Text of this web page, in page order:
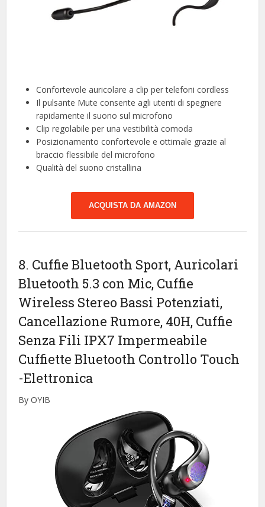
Confortevole auricolare a clip per telefoni cordless
Il pulsante Mute consente agli utenti di spegnere
rapidamente il suono sul microfono
Clip regolabile per una vestibilità comoda
Posizionamento confortevole e ottimale grazie al
braccio flessibile del microfono
Qualità del suono cristallina
ACQUISTA DA AMAZON
8. Cuffie Bluetooth Sport, Auricolari
Bluetooth 5.3 con Mic, Cuffie
Wireless Stereo Bassi Potenziati,
Cancellazione Rumore, 40H, Cuffie
Senza Fili IPX7 Impermeabile
Cuffiette Bluetooth Controllo Touch
-Elettronica
By OYIB